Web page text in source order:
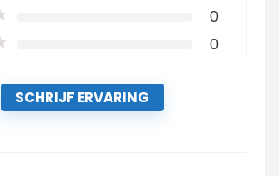
0
0
SCHRIJF ERVARING